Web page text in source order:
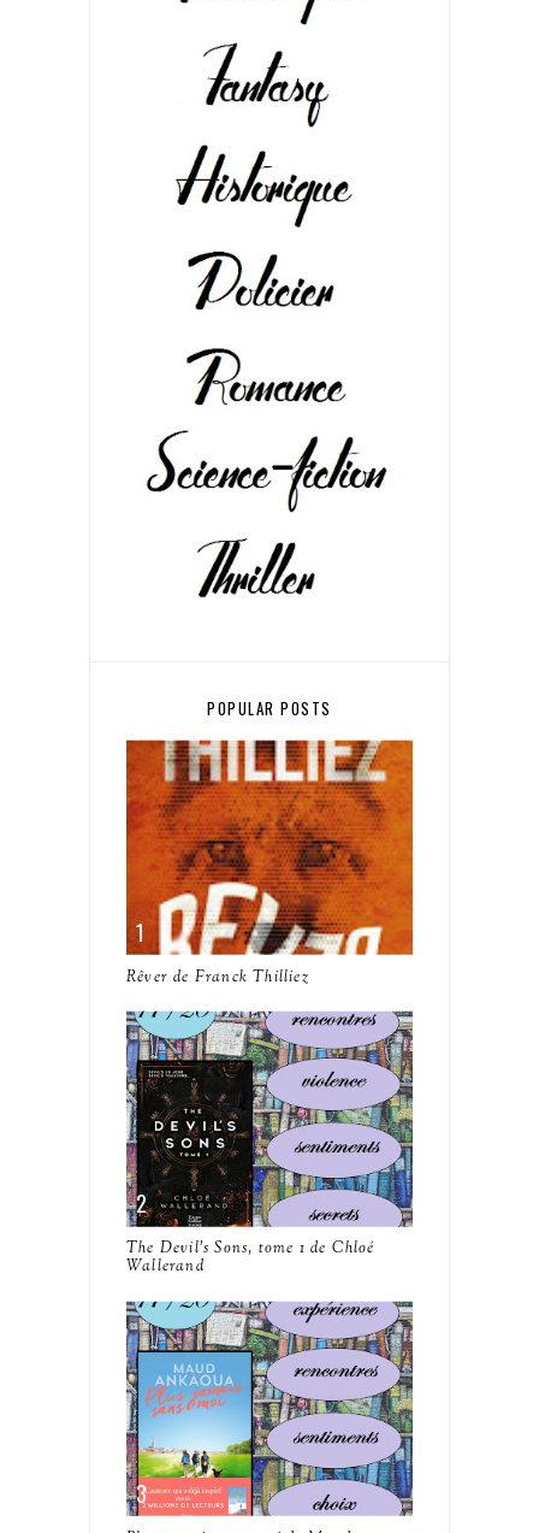
POPULAR POSTS
Rêver de Franck Thilliez
The Devil's Sons, tome 1 de Chloé
Wallerand